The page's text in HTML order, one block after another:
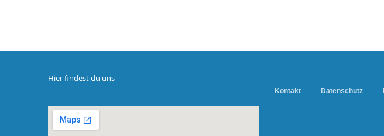
Hier findest du uns
Kontakt Datenschutz